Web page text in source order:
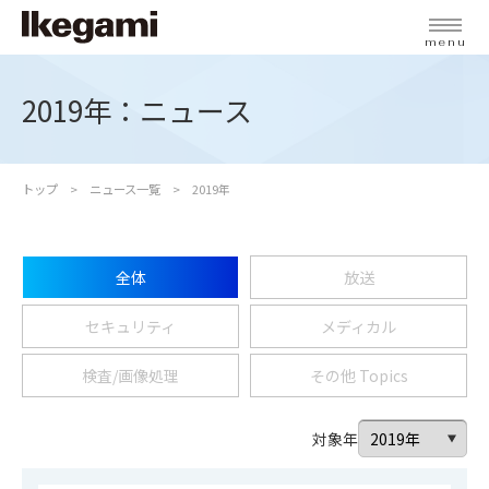
menu
2019年：ニュース
トップ ニュース一覧 2019年
全体 放送
セキュリティ メディカル
検査/画像処理 その他 Topics
対象年